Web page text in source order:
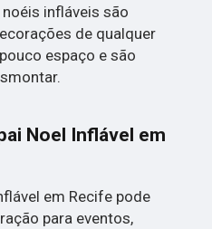
infláveis são
de qualquer
espaço e são
Noel Inflável em
em Recife pode
para eventos,